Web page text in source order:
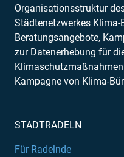
Organisationsstruktur
Städtenetzwerkes
Beratungsangebote,
zur Datenerhebung für
Kampagne von Klima-
STADTRADELN
Für Radelnde